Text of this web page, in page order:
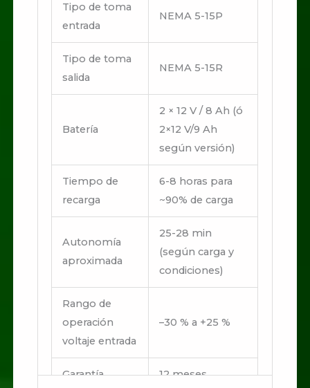
Tipo de toma
entrada
NEMA 5-15P
Tipo de toma
salida
NEMA 5-15R
Batería
2 × 12 V / 8 Ah (ó
2×12 V/9 Ah
según versión)
Tiempo de
recarga
6-8 horas para
~90% de carga
Autonomía
aproximada
25-28 min
(según carga y
condiciones)
Rango de
operación
voltaje entrada
–30 % a +25 %
Garantía 12 meses